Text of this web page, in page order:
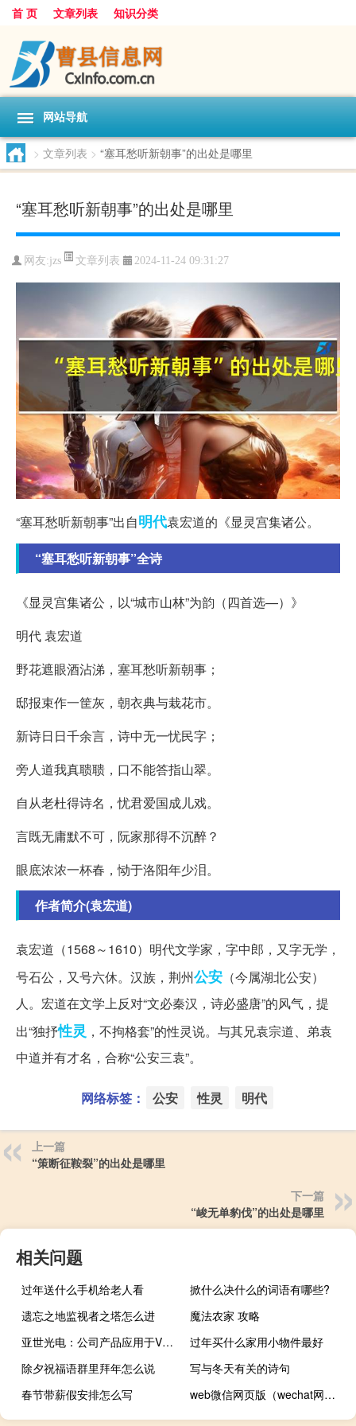
首 页 文章列表 知识分类
网站导航
> 文章列表 > “塞耳愁听新朝事”的出处是哪里
“塞耳愁听新朝事”的出处是哪里
网友:jzs 文章列表 2024-11-24 09:31:27
“塞耳愁听新朝事”出自明代袁宏道的《显灵宫集诸公。
“塞耳愁听新朝事”全诗
《显灵宫集诸公，以“城市山林”为韵（四首选—）》
明代 袁宏道
野花遮眼酒沾涕，塞耳愁听新朝事；
邸报束作一筐灰，朝衣典与栽花市。
新诗日日千余言，诗中无一忧民字；
旁人道我真聩聩，口不能答指山翠。
自从老杜得诗名，忧君爱国成儿戏。
言既无庸默不可，阮家那得不沉醉？
眼底浓浓一杯春，恸于洛阳年少泪。
作者简介(袁宏道)
袁宏道（1568～1610）明代文学家，字中郎，又字无学，
号石公，又号六休。汉族，荆州公安 （今属湖北公安）
人。宏道在文学上反对“文必秦汉，诗必盛唐”的风气，提
出“独抒性灵 ，不拘格套”的性灵说。与其兄袁宗道、弟袁
中道并有才名，合称“公安三袁”。
网络标签： 公安 性灵 明代
上一篇
“策断征鞍裂”的出处是哪里
下一篇
“峻无单豹伐”的出处是哪里
相关问题
过年送什么手机给老人看
掀什么决什么的词语有哪些?
遗忘之地监视者之塔怎么进
魔法农家 攻略
亚世光电：公司产品应用于VR产品上的订单完成过多次出货
过年买什么家用小物件最好
除夕祝福语群里拜年怎么说
写与冬天有关的诗句
春节带薪假安排怎么写
web微信网页版（wechat网页版）